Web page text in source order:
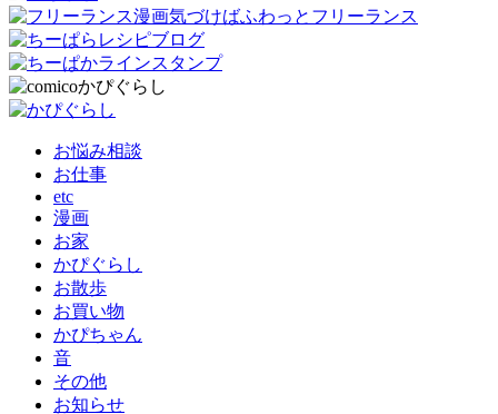
お悩み相談
お仕事
etc
漫画
お家
かぴぐらし
お散歩
お買い物
かぴちゃん
音
その他
お知らせ